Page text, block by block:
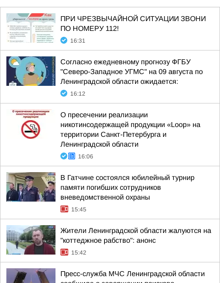
ПРИ ЧРЕЗВЫЧАЙНОЙ СИТУАЦИИ ЗВОНИ
ПО НОМЕРУ 112!
16:31
Согласно ежедневному прогнозу ФГБУ
"Северо-Западное УГМС" на 09 августа по
Ленинградской области ожидается:
16:12
О пресечении реализации
никотинсодержащей продукции «Loop» на
территории Санкт-Петербурга и
Ленинградской области
16:06
В Гатчине состоялся юбилейный турнир
памяти погибших сотрудников
вневедомственной охраны
15:45
Жители Ленинградской области жалуются на
"коттеджное рабство": анонс
15:42
Пресс-служба МЧС Ленинградской области